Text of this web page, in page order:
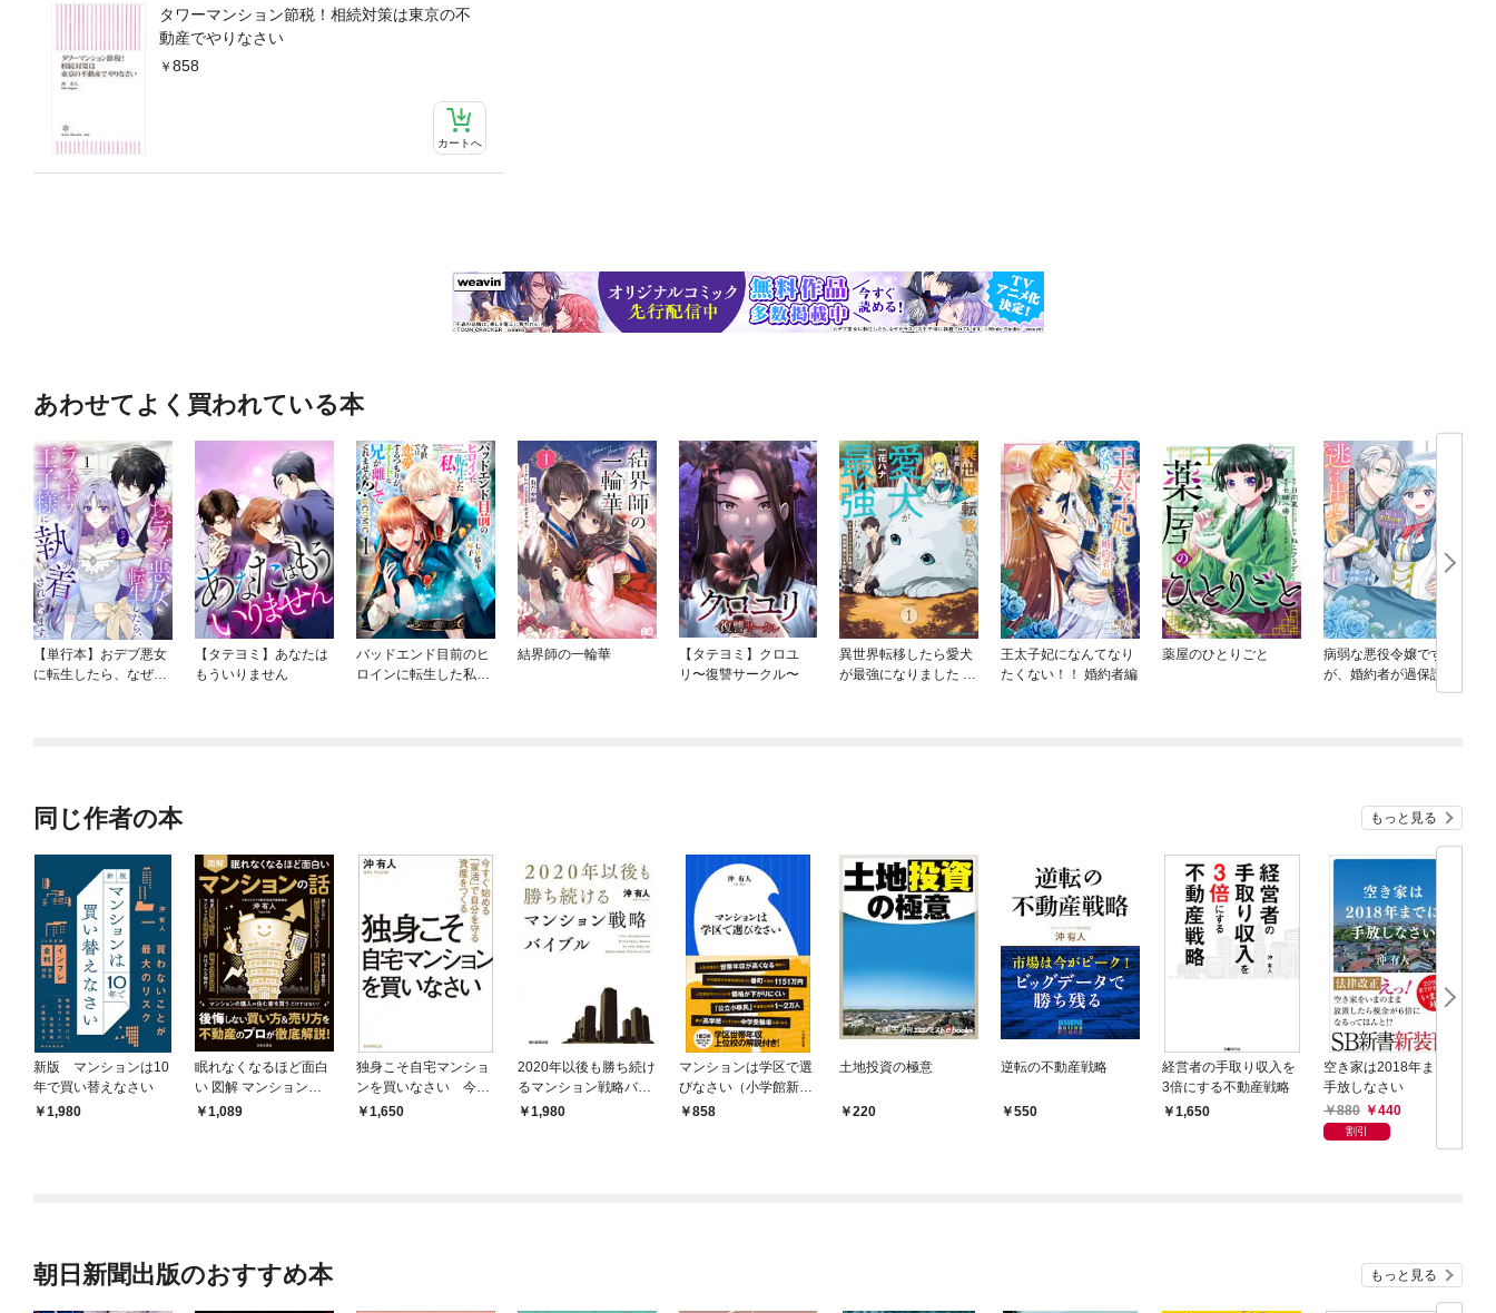
タワーマンション節税！相続対策は東京の不
動産でやりなさい
858
カートへ
あわせてよく買われている本
【単行本】おデブ悪女
に転生したら、なぜか
【タテヨミ】あなたは
もういりません
バッドエンド目前のヒ
ロインに転生した私、
結界師の一輪華
【タテヨミ】クロユ
リ〜復讐サークル〜
異世界転移したら愛犬
が最強になりました ～
王太子妃になんてなり
たくない！！ 婚約者編
薬屋のひとりごと
病弱な悪役令嬢です
が、婚約者が過保護す
ぎて逃げ出したい(私た
同じ作者の本 もっと見る
新版 マンションは10
年で買い替えなさい
1,980
眠れなくなるほど面白
い 図解 マンションの
話1,089
独身こそ自宅マンショ
ンを買いなさい 今す
ぐ始める「家活」で自
1,650
2020年以後も勝ち続け
るマンション戦略バイ
ブル1,980
マンションは学区で選
びなさい（小学館新
書）858
土地投資の極意
220
逆転の不動産戦略
550
経営者の手取り収入を
3倍にする不動産戦略
1,650
空き家は2018年までに
手放しなさい
880
440
割引
朝日新聞出版のおすすめ本 もっと見る